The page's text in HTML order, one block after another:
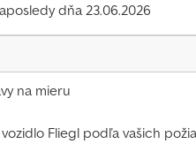
dňa 23.06.2026
na mieru
Fliegl podľa vašich